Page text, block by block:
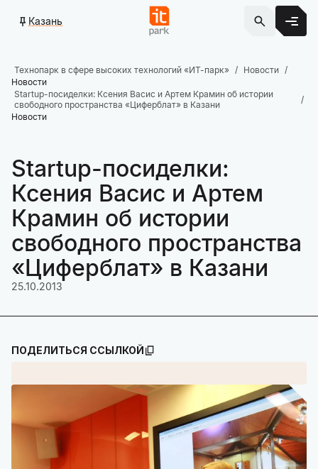
Казань
Технопарк в сфере высоких технологий «ИТ-парк»
Новости
Новости
Startup-посиделки: Ксения Васис и Артем Крамин об истории
свободного пространства «Циферблат» в Казани
Новости
Startup-посиделки:
Ксения Васис и Артем
Крамин об истории
свободного пространства
«Циферблат» в Казани
25.10.2013
ПОДЕЛИТЬСЯ ССЫЛКОЙ